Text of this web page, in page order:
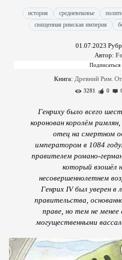
история средневековье
священная римская империя
01.07.2023
Автор:
Книга: Древний Рим.
3281 0
Генриху было всего
коронован королём
отец на смертном
императором в 1084
правителем романо-
который взошёл
несовершеннолетнем
Генрих IV был уверен в
правительства,
праве, но тем не менее
могущественными